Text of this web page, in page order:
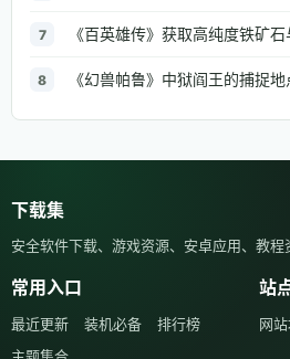
7 《百英雄传》获取高纯度铁矿
8 《幻兽帕鲁》中狱阎王的捕捉
下载集
安全软件下载、游戏资源、安卓应用、教程
常用入口
最近更新 装机必备
排行榜
站
网